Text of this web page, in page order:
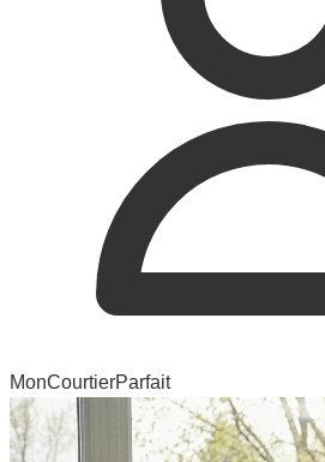
MonCourtierParfait